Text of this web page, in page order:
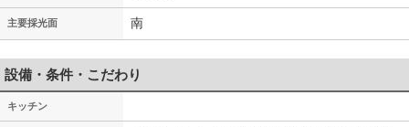
主要採光面 南
設備・条件・こだわり
キッチン